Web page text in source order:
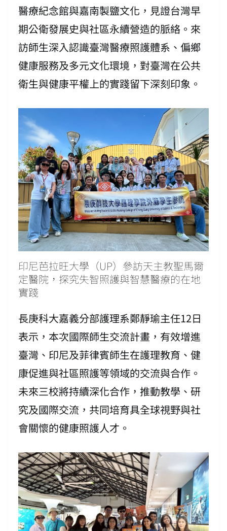
醫療紀念館與嘉南製鹽文化，見證台灣早
期公衛發展史與社區永續營造的脈絡。來
訪師生深入認識臺灣醫療照護體系、偏鄉
健康服務及多元文化環境，對臺灣在公共
衛生與健康平權上的實踐留下深刻印象。
印尼芭拉旺大學（UP）參訪天主教聖馬爾
定醫院，探究失智照護與智慧醫療的在地
實踐
長庚科大嘉義分部護理系鄭靜瑜主任12日
表示，本次國際師生交流計畫，有效增進
臺灣、印尼及菲律賓師生在護理教育、健
康促進與社區照護等領域的交流與合作。
未來三校將持續深化合作，推動教學、研
究及國際交流，共同培育具全球視野與社
會關懷的健康照護人才。